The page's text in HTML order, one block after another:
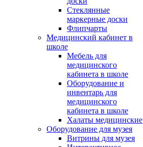
Стеклянные
маркерные доски
Флипчарты
Медицинский кабинет в
школе
Мебель для
медицинского
кабинета в школе
Оборудование и
инвентарь для
медицинского
кабинета в школе
Халаты медицинские
Оборудование для музея
Витрины для музея